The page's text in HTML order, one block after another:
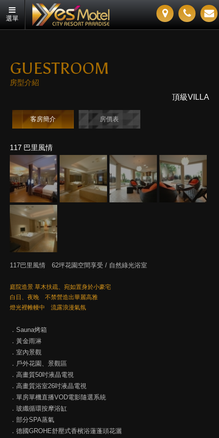
選單
GUESTROOM
房型介紹
頂級VILLA
客房簡介 房價表
117 巴里風情
117巴里風情 62坪花園空間享受 / 自然綠光浴室
庭院造景 草木扶疏、宛如置身於小豪宅
白日、夜晚 不禁營造出華麗高雅
燈光裡帷幔中 流露浪漫氣氛
．Sauna烤箱
．黃金雨淋
．室內景觀
．戶外花園、景觀區
．高畫質50吋液晶電視
．高畫質浴室26吋液晶電視
．單房單機直播VOD電影隨選系統
．玻纖循環按摩浴缸
．部分SPA蒸氣
．德國GROHE舒壓式香檳浴蓮蓬頭花灑